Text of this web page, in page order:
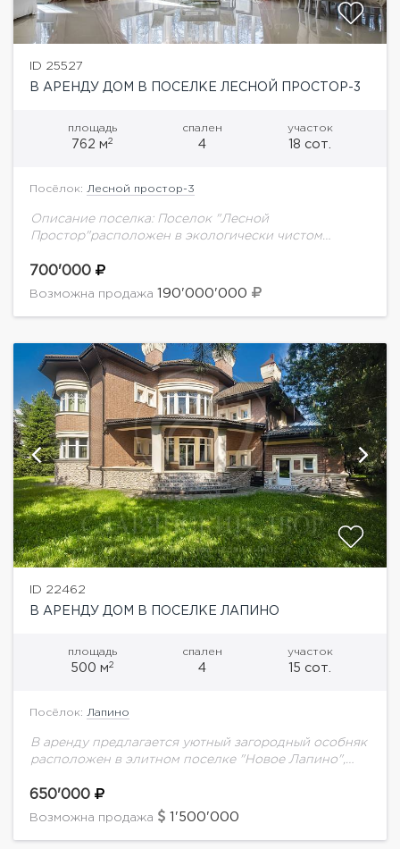
ID 25527
В АРЕНДУ ДОМ В ПОСЕЛКЕ ЛЕСНОЙ ПРОСТОР-3
площадь
762 м2
спален
4
участок
18 сот.
Посёлок: Лесной простор-3
Описание поселка: Поселок "Лесной
Простор"расположен в экологически чистом
Безопасность жителей и гостей поселка
обеспечивается многоуровневой системой охраны.
700'000
Возможна продажа 190'000'000
ID 22462
В АРЕНДУ ДОМ В ПОСЕЛКЕ ЛАПИНО
площадь
500 м2
спален
4
участок
15 сот.
Посёлок: Лапино
В аренду предлагается уютный загородный особняк
расположен в элитном поселке "Новое Лапино",
направлении по Можайскому шоссе. Площадь
650'000
Возможна продажа 1'500'000